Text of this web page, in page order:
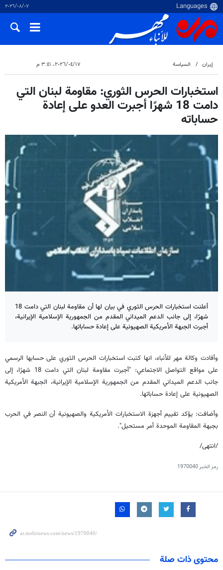
٠٧‏/٠٨‏/٢٠٢٦
إيران السياسة ١٧‏/٠٤‏/٢٠٢٦، ٣:٤١ م
استخبارات الحرس الثوري: مقاومة لبنان التي
دامت 18 شهرًا أجبرت العدو على إعادة
حساباته
أعلنت استخبارات الحرس الثوري في بيان لها أن مقاومة لبنان التي دامت 18
شهرًا، إلى جانب الدعم الميداني المقدم من الجمهورية الإسلامية الإيرانية،
أجبرت الجبهة الأمريكية الصهيونية على إعادة حساباتها.
وأفادت وكالة مهر للأنباء، انها كتبت استخبارات الحرس الثوري على حسابها الرسمي
على مواقع التواصل الاجتماعي: "أجبرت مقاومة لبنان التي دامت 18 شهرًا، إلى
جانب الدعم الميداني المقدم من الجمهورية الإسلامية الإيرانية، الجبهة الأمريكية
الصهيونية على إعادة حساباتها.
وأضافت: يؤكد تقييم أجهزة الاستخبارات الأمريكية والصهيونية أن النصر في الحرب
بجبهة المقاومة الموحدة أمر مستحيل".
/انتهى/
رمز الخبر1970040
محتوى ذات صلة